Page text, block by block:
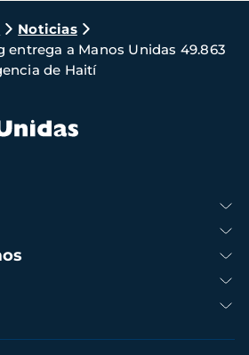
Noticias
entrega a Manos Unidas 49.863
de Haití